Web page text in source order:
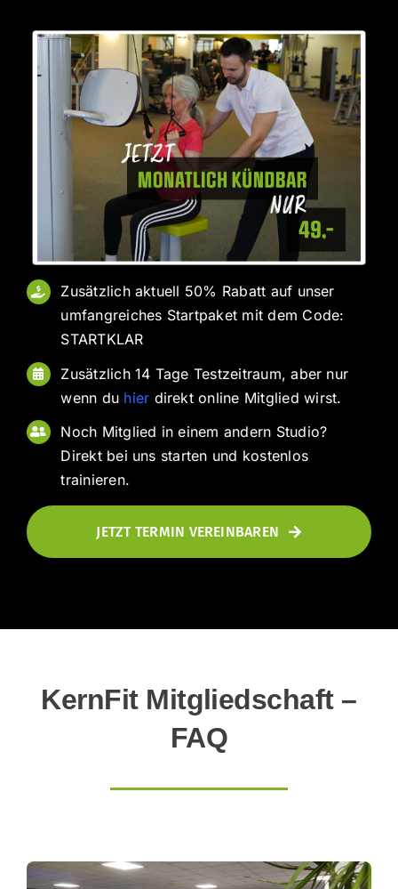
Zusätzlich aktuell 50% Rabatt auf unser
umfangreiches Startpaket mit dem Code:
STARTKLAR
Zusätzlich 14 Tage Testzeitraum, aber nur
wenn du hier direkt online Mitglied wirst.
Noch Mitglied in einem andern Studio?
Direkt bei uns starten und kostenlos
trainieren.
JETZT TERMIN VEREINBAREN
KernFit Mitgliedschaft –
FAQ